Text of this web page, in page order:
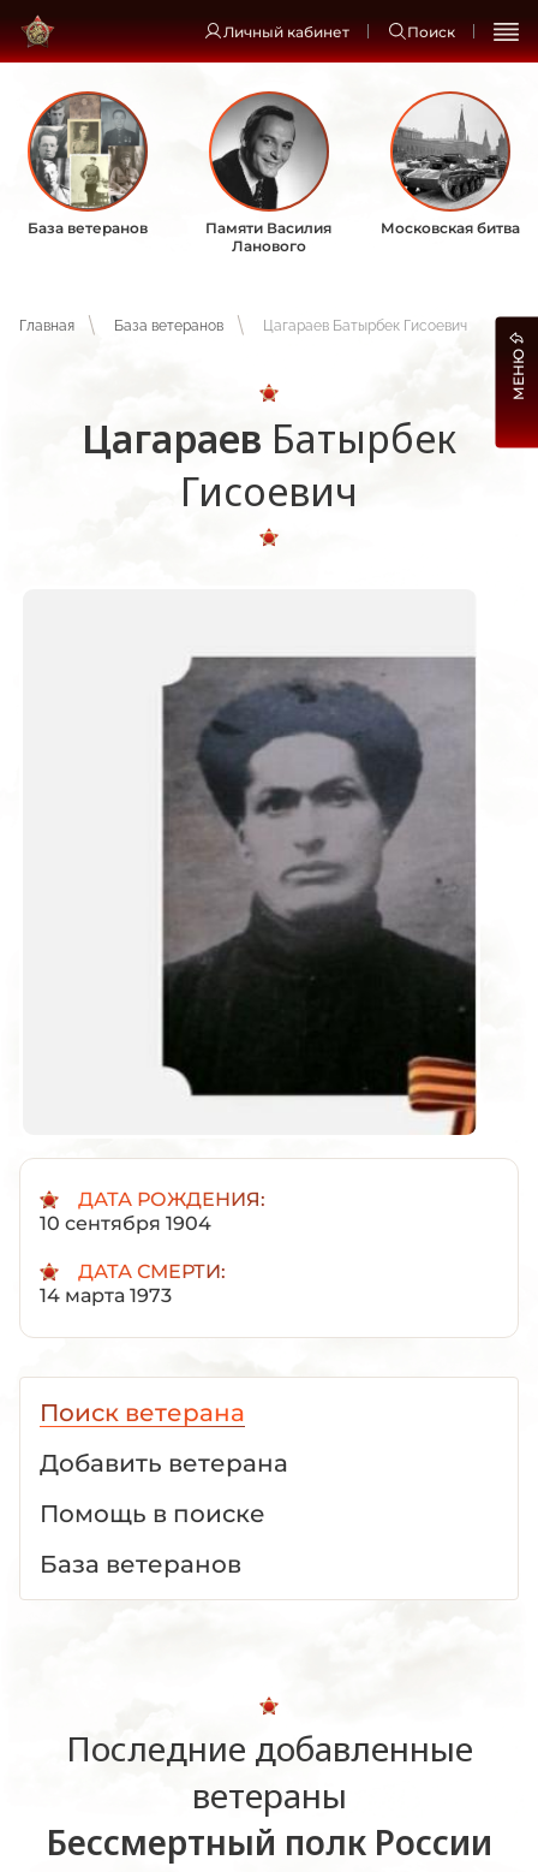
Личный кабинет Поиск
База ветеранов
Памяти Василия
Ланового
Московская битва
Главная База ветеранов Цагараев Батырбек Гисоевич
Цагараев Батырбек
Гисоевич
ДАТА РОЖДЕНИЯ:
10 сентября 1904
ДАТА СМЕРТИ:
14 марта 1973
Поиск ветерана
Добавить ветерана
Помощь в поиске
База ветеранов
Последние добавленные
ветераны
Бессмертный полк России
МЕНЮ